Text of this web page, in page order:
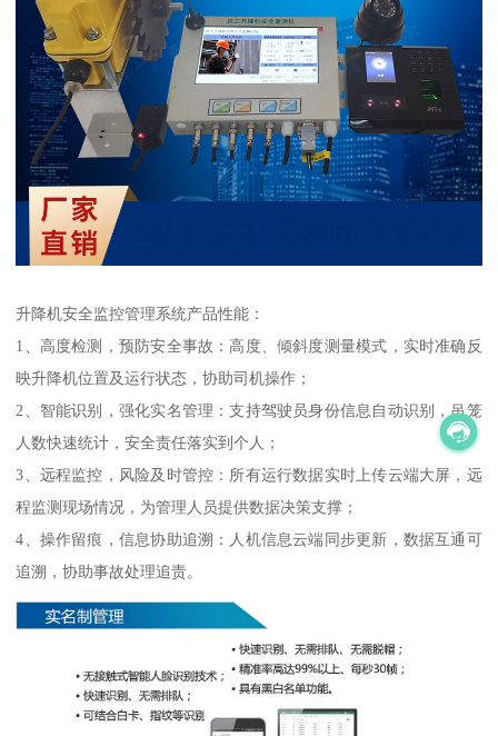
升降机安全监控管理系统产品性能：
1、高度检测，预防安全事故：高度、倾斜度测量模式，实时准确反
映升降机位置及运行状态，协助司机操作；
2、智能识别，强化实名管理：支持驾驶员身份信息自动识别，吊笼
人数快速统计，安全责任落实到个人；
3、远程监控，风险及时管控：所有运行数据实时上传云端大屏，远
程监测现场情况，为管理人员提供数据决策支撑；
4、操作留痕，信息协助追溯：人机信息云端同步更新，数据互通可
追溯，协助事故处理追责。